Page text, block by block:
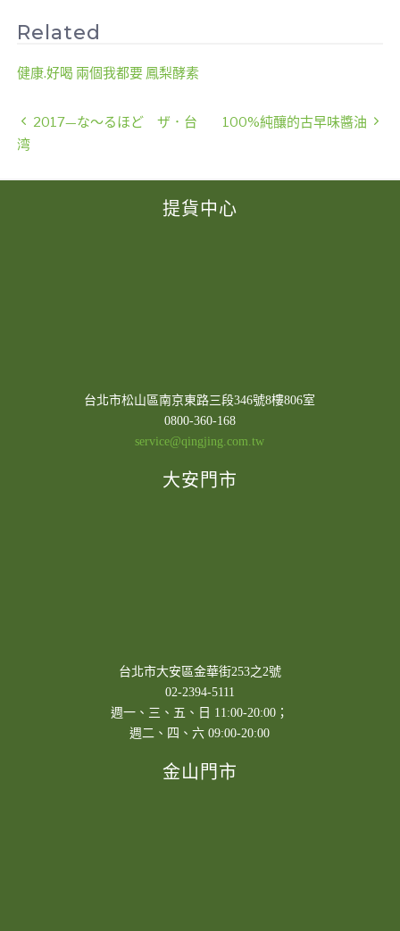
Related
健康.好喝 兩個我都要 鳳梨酵素
文
章
2017—な～るほど ザ．台
湾
100%純釀的古早味醬油
提貨中心
台北市松山區南京東路三段346號8樓806室
0800-360-168
service@qingjing.com.tw
大安門市
台北市大安區金華街253之2號
02-2394-5111
週一、三、五、日 11:00-20:00；
週二、四、六 09:00-20:00
金山門市